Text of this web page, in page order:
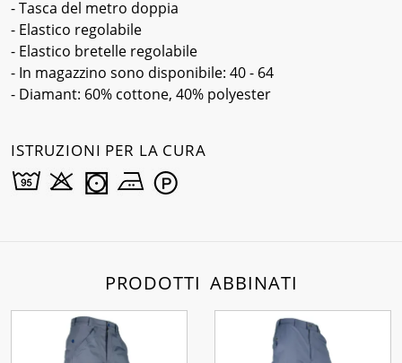
- Tasca del metro doppia
- Elastico regolabile
- Elastico bretelle regolabile
- In magazzino sono disponibile: 40 - 64
- Diamant: 60% cottone, 40% polyester
ISTRUZIONI PER LA CURA
PRODOTTI ABBINATI